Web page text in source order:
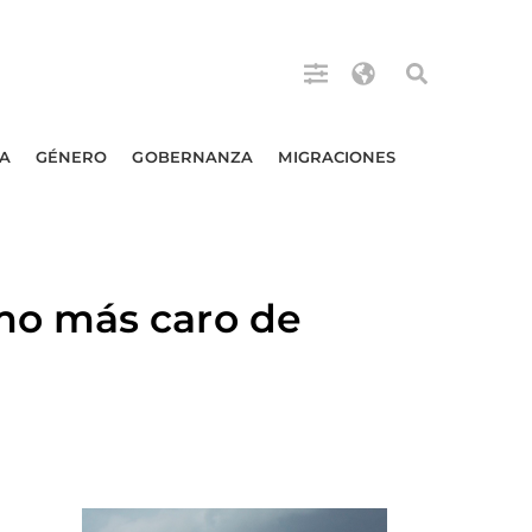
GÉNERO GOBERNANZA MIGRACIONES
más caro de